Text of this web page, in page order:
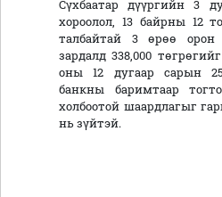
Сүхбаатар дүүргийн 3
хороолол, 13 байрны 12
талбайтай 3 өрөө
зардалд 338,000
оны 12 дугаар сарын
банкны баримтаар
холбоотой шаардлагыг
нь зүйтэй.